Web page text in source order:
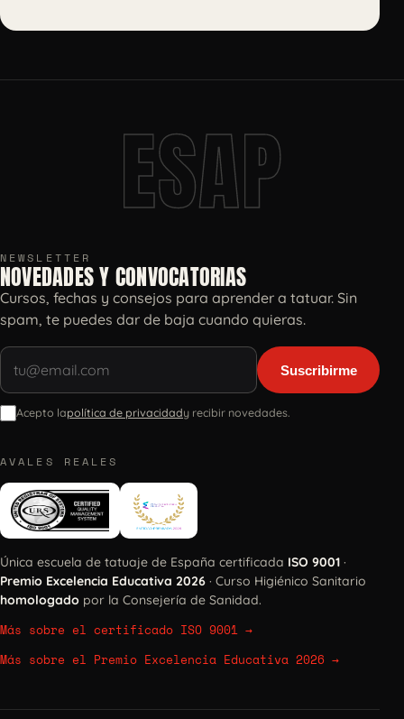
ESAP
NEWSLETTER
NOVEDADES Y CONVOCATORIAS
Cursos, fechas y consejos para aprender a tatuar. Sin
spam, te puedes dar de baja cuando quieras.
Suscribirme
Acepto lapolítica de privacidady recibir novedades.
AVALES REALES
Única escuela de tatuaje de España certificada ISO 9001 ·
Premio Excelencia Educativa 2026 · Curso Higiénico Sanitario
homologado por la Consejería de Sanidad.
Más sobre el certificado ISO 9001 →
Más sobre el Premio Excelencia Educativa 2026 →